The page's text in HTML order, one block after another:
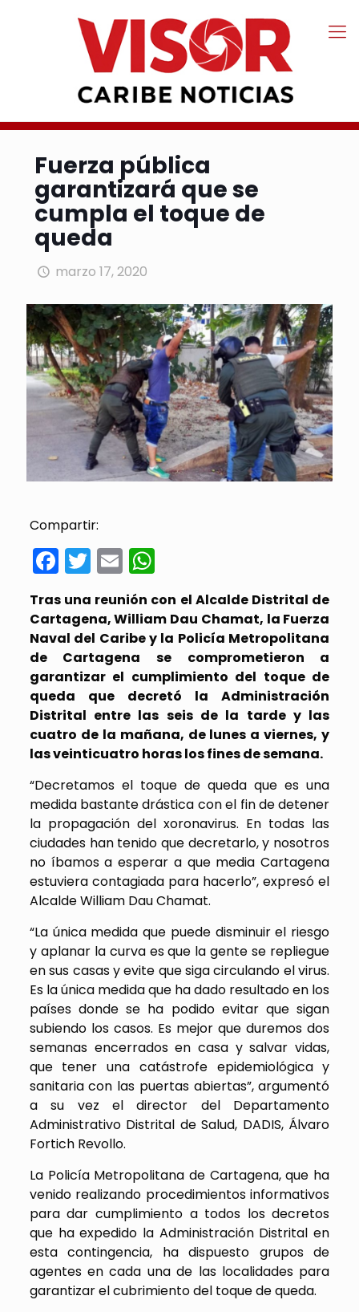
Fuerza pública
garantizará que se
cumpla el toque de
queda
marzo 17, 2020
Compartir:
Facebook
Twitter
EmailWhatsApp
Tras una reunión con el Alcalde Distrital de
Cartagena, William Dau Chamat, la Fuerza
Naval del Caribe y la Policía Metropolitana
de Cartagena se comprometieron a
garantizar el cumplimiento del toque de
queda que decretó la Administración
Distrital entre las seis de la tarde y las
cuatro de la mañana, de lunes a viernes, y
las veinticuatro horas los fines de semana.
“Decretamos el toque de queda que es una
medida bastante drástica con el fin de detener
la propagación del xoronavirus. En todas las
ciudades han tenido que decretarlo, y nosotros
no íbamos a esperar a que media Cartagena
estuviera contagiada para hacerlo”, expresó el
Alcalde William Dau Chamat.
“La única medida que puede disminuir el riesgo
y aplanar la curva es que la gente se repliegue
en sus casas y evite que siga circulando el virus.
Es la única medida que ha dado resultado en los
países donde se ha podido evitar que sigan
subiendo los casos. Es mejor que duremos dos
semanas encerrados en casa y salvar vidas,
que tener una catástrofe epidemiológica y
sanitaria con las puertas abiertas”, argumentó
a su vez el director del Departamento
Administrativo Distrital de Salud, DADIS, Álvaro
Fortich Revollo.
La Policía Metropolitana de Cartagena, que ha
venido realizando procedimientos informativos
para dar cumplimiento a todos los decretos
que ha expedido la Administración Distrital en
esta contingencia, ha dispuesto grupos de
agentes en cada una de las localidades para
garantizar el cubrimiento del toque de queda.